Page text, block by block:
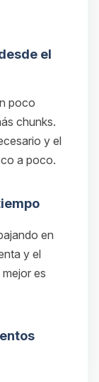
el
poco
chunks.
y el
a poco.
en
y el
es